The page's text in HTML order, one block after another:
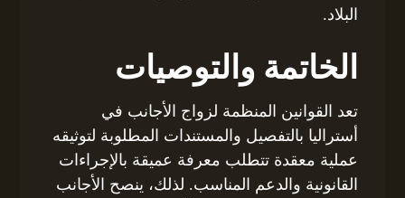
البلاد.
الخاتمة والتوصيات
تعد القوانين المنظمة لزواج الأجانب في
أستراليا بالتفصيل والمستندات المطلوبة لتوثيقه
عملية معقدة تتطلب معرفة عميقة بالإجراءات
القانونية والدعم المناسب. لذلك، ينصح الأجانب